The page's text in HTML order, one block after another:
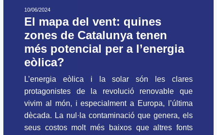
10/06/2024
El mapa del vent: quines
zones de Catalunya tenen
més potencial per a l’energia
eòlica?
L’energia eòlica i la solar són les clares
protagonistes de la revolució renovable que
vivim al món, i especialment a Europa, l’última
dècada. La nul·la contaminació que genera, els
seus costos molt més baixos que altres fonts